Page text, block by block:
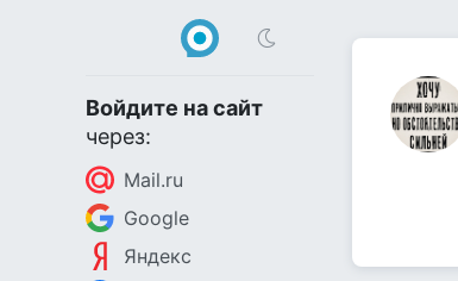
Войдите на сайт
через:
Mail.ru
Google
Яндекс